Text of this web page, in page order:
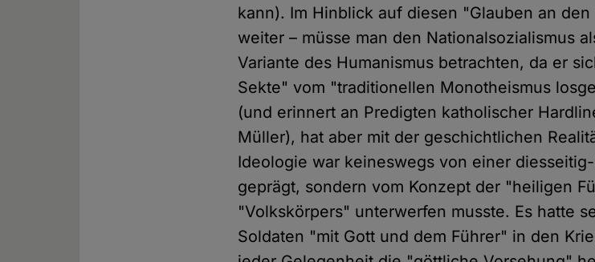
kann). Im Hinblick auf diesen "Glauben an
weiter – müsse man den Nationalsozialismus
Variante des Humanismus betrachten, da er
Sekte" vom "traditionellen Monotheismus
(und erinnert an Predigten katholischer
Müller), hat aber mit der geschichtlichen
Ideologie war keineswegs von einer
geprägt, sondern vom Konzept der "heiligen
"Volkskörpers" unterwerfen musste. Es hatte
Soldaten "mit Gott und dem Führer" in den